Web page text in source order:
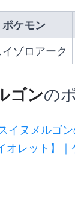
ポケモン
イゾロアーク
ゴンの
イヌメルゴ
オレット】